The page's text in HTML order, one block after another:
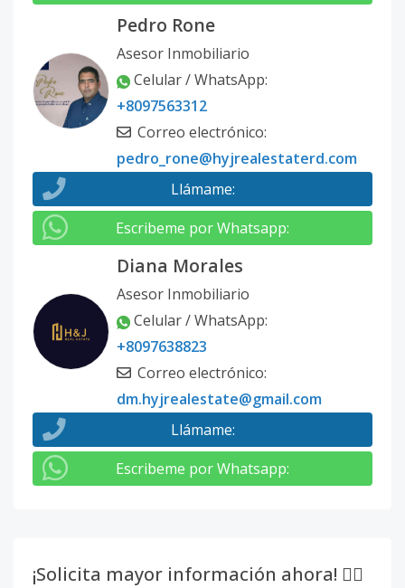
Pedro Rone
Asesor Inmobiliario
Celular / WhatsApp:
+8097563312
Correo electrónico:
pedro_rone@hyjrealestaterd.com
Llámame:
Escribeme por Whatsapp:
Diana Morales
Asesor Inmobiliario
Celular / WhatsApp:
+8097638823
Correo electrónico:
dm.hyjrealestate@gmail.com
Llámame:
Escribeme por Whatsapp:
¡Solicita mayor información ahora! 👇🏽